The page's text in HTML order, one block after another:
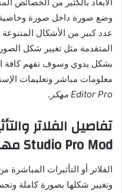
وضع صورة داخل صورة
عدد كبير من الأشكال
المتقدمة مثل تغيير شكل
بشكل يدوي وسوف تفهم كافة
معلومات مباشر وتعليمات
Editor Pro مهكر
.
Studio Pro Mod مهكر للاندرويد
الفلاتر أو التأثيرات المباشرة
وتغيير شكلها بصورة كاملة